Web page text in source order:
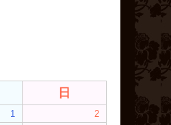
日
1
2